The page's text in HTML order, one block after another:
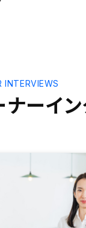
ナーイ
INTERVIEWS